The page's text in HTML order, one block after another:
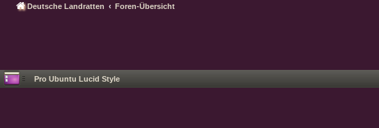
Deutsche Landratten Foren-Übersicht
Pro Ubuntu Lucid Style